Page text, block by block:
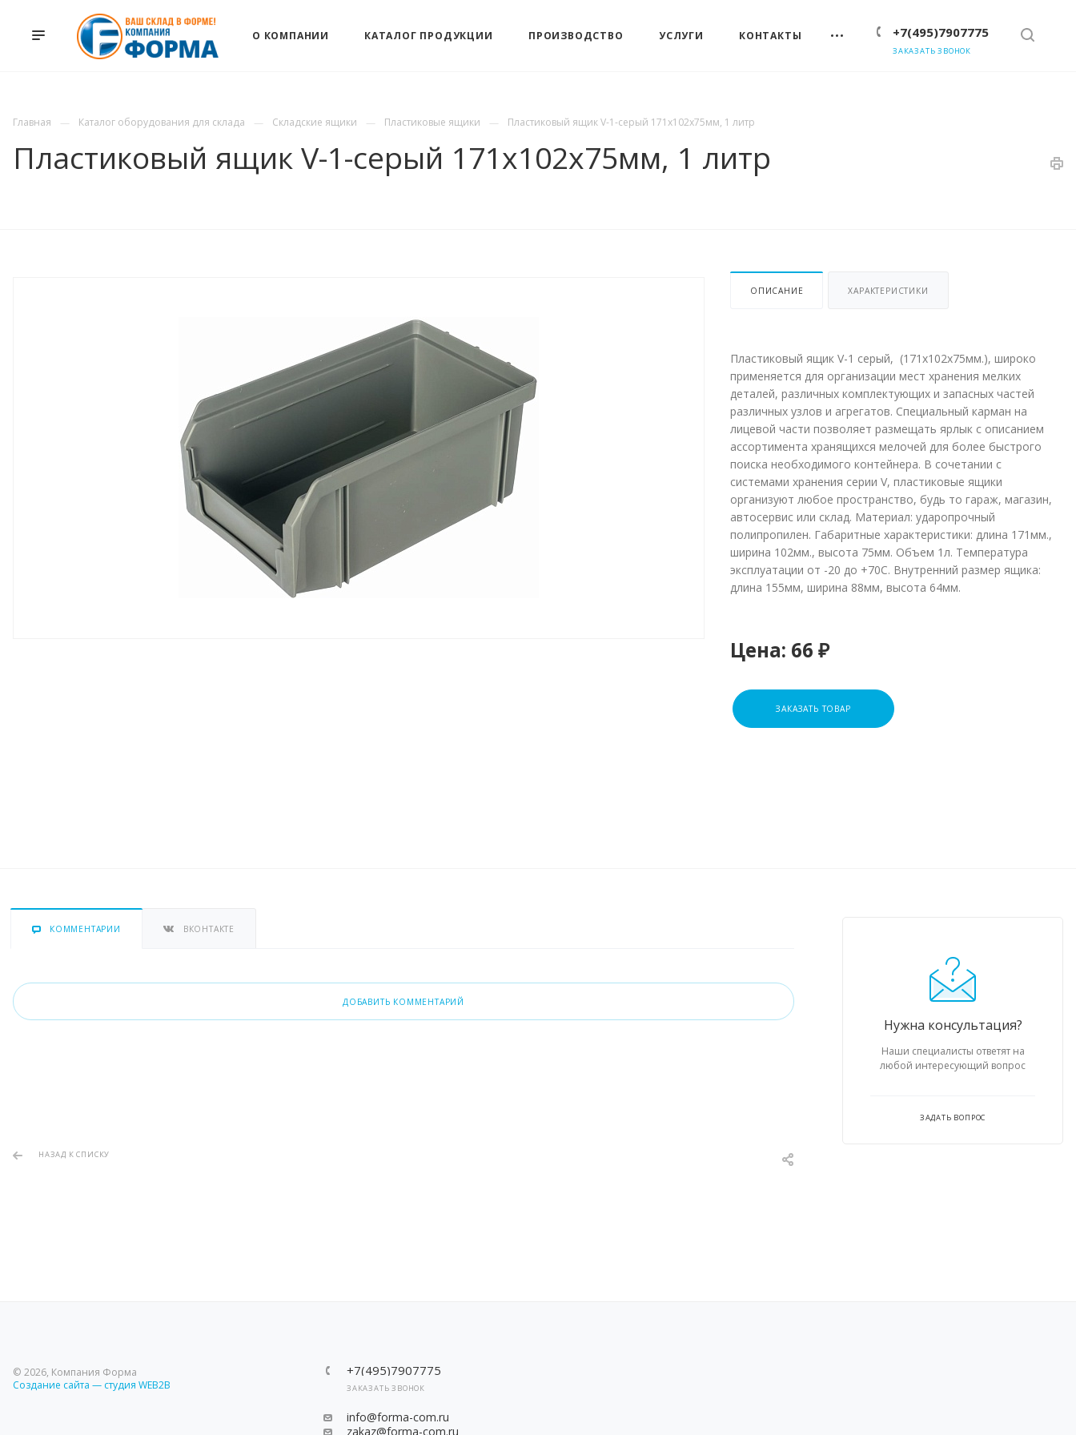
+7(495)7907775
ЗАКАЗАТЬ ЗВОНОК
О КОМПАНИИ КАТАЛОГ ПРОДУКЦИИ ПРОИЗВОДСТВО УСЛУГИ КОНТАКТЫ
Главная Каталог оборудования для склада Складские ящики Пластиковые ящики Пластиковый ящик V-1-серый 171х102х75мм, 1 литр
Пластиковый ящик V-1-серый 171х102х75мм, 1 литр
ОПИСАНИЕ ХАРАКТЕРИСТИКИ
Пластиковый ящик V-1 серый, (171х102х75мм.), широко
применяется для организации мест хранения мелких
деталей, различных комплектующих и запасных частей
различных узлов и агрегатов. Специальный карман на
лицевой части позволяет размещать ярлык с описанием
ассортимента хранящихся мелочей для более быстрого
поиска необходимого контейнера. В сочетании с
системами хранения серии V, пластиковые ящики
организуют любое пространство, будь то гараж, магазин,
автосервис или склад. Материал: ударопрочный
полипропилен. Габаритные характеристики: длина 171мм.,
ширина 102мм., высота 75мм. Объем 1л. Температура
эксплуатации от -20 до +70С. Внутренний размер ящика:
длина 155мм, ширина 88мм, высота 64мм.
Цена: 66 ₽
ЗАКАЗАТЬ ТОВАР
Нужна консультация?
Наши специалисты ответят на
любой интересующий вопрос
ЗАДАТЬ ВОПРОС
КОММЕНТАРИИ ВКОНТАКТЕ
ДОБАВИТЬ КОММЕНТАРИЙ
НАЗАД К СПИСКУ
© 2026, Компания Форма
Создание сайта — студия WEB2B
+7(495)7907775
ЗАКАЗАТЬ ЗВОНОК
info@forma-com.ru
zakaz@forma-com.ru